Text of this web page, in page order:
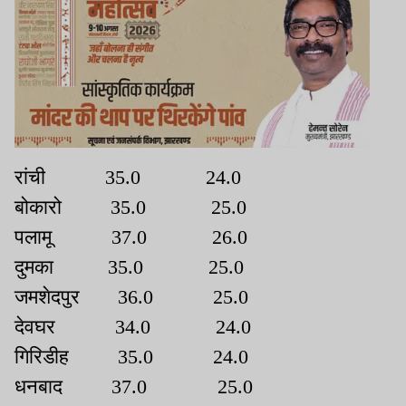
रांची 35.0 24.0
बोकारो 35.0 25.0
पलामू 37.0 26.0
दुमका 35.0 25.0
जमशेदपुर 36.0 25.0
देवघर 34.0 24.0
गिरिडीह 35.0 24.0
धनबाद 37.0 25.0